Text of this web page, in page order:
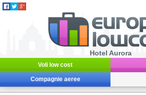
Hotel Aurora
Voli low cost
Compagnie aeree